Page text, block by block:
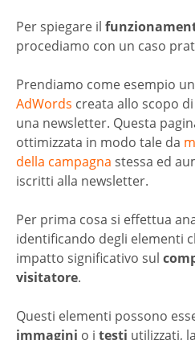
Per spiegare il
procediamo con un caso
Prendiamo come esempio
AdWords creata allo scopo
una newsletter. Questa
ottimizzata in modo tale da
della campagna stessa ed
iscritti alla newsletter.
Per prima cosa si effettua
identificando degli elementi
impatto significativo sul
visitatore.
Questi elementi possono
immagini o i testi utilizzati,